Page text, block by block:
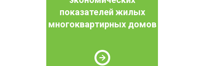
показателей жилых
многоквартирных домов